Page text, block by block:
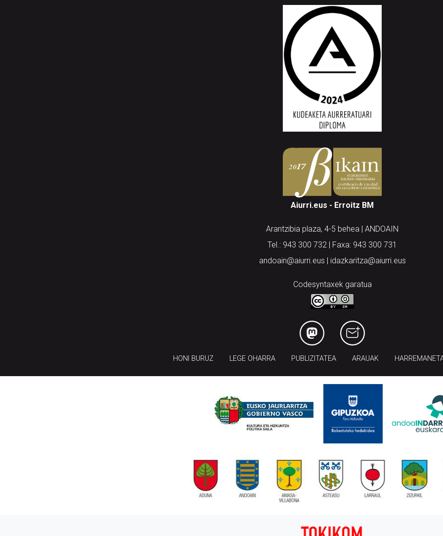
Aiurri.eus - Erroitz BM
Arantzibia plaza, 4-5 behea | ANDOAIN
Tel.: 943 300 732 | Faxa: 943 300 731
andoain@aiurri.eus | idazkaritza@aiurri.eus
Codesyntaxek garatua
HONI BURUZ LEGE OHARRA PUBLIZITATEA ARAUAK